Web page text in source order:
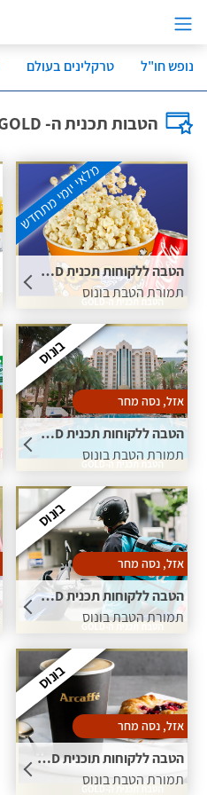
לתוכן
נופש חו"ל טרקלינים בעולם
הטבות תכנית ה- GOLD
מלאי יומי מתחדש
הטבה ללקוחות תכנית GOLD - פופקורן ופחית שתיה ברשת סינמה סיטי ללא עלות תמורת הטבת בונוס
תמורת הטבת בונוס
אזל, נסה מחר
בונוס
הטבה ללקוחות תכנית GOLD – חברות במועדון "פתאל וחברים" תמורת 2 הטבות בונוס
תמורת הטבת בונוס
אזל, נסה מחר
בונוס
הטבה ללקוחות תכנית GOLD - משלוח ב- Wolt עלינו! גיפטקארד בשווי 20 ש''ח תמורת הטבת בונוס
תמורת הטבת בונוס
אזל, נסה מחר
בונוס
הטבה ללקוחות תוכנית GOLD - קפה ומאפה בארקפה תמורת הטבת בונוס
תמורת הטבת בונוס